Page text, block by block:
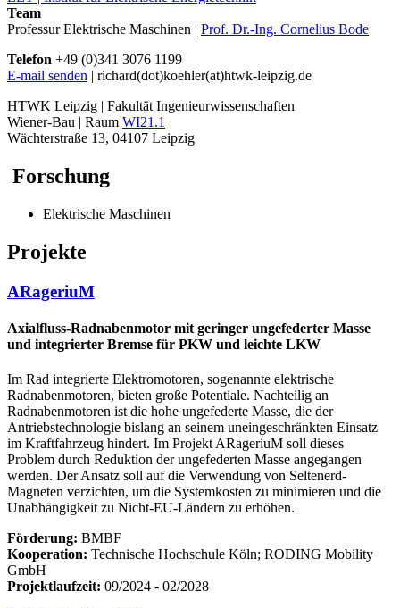
Team
Professur Elektrische Maschinen | Prof. Dr.-Ing. Cornelius Bode
Telefon +49 (0)341 3076 1199
E-mail senden | richard(dot)koehler(at)htwk-leipzig.de
HTWK Leipzig | Fakultät Ingenieurwissenschaften
Wiener-Bau | Raum WI21.1
Wächterstraße 13, 04107 Leipzig
Forschung
Elektrische Maschinen
Projekte
ARageriuM
Axialfluss-Radnabenmotor mit geringer ungefederter Masse
und integrierter Bremse für PKW und leichte LKW
Im Rad integrierte Elektromotoren, sogenannte elektrische
Radnabenmotoren, bieten große Potentiale. Nachteilig an
Radnabenmotoren ist die hohe ungefederte Masse, die der
Antriebstechnologie bislang an seinem uneingeschränkten Einsatz
im Kraftfahrzeug hindert. Im Projekt ARageriuM soll dieses
Problem durch Reduktion der ungefederten Masse angegangen
werden. Der Ansatz soll auf die Verwendung von Seltenerd-
Magneten verzichten, um die Systemkosten zu minimieren und die
Unabhängigkeit zu Nicht-EU-Ländern zu erhöhen.
Förderung: BMBF
Kooperation: Technische Hochschule Köln; RODING Mobility
GmbH
Projektlaufzeit: 09/2024 - 02/2028